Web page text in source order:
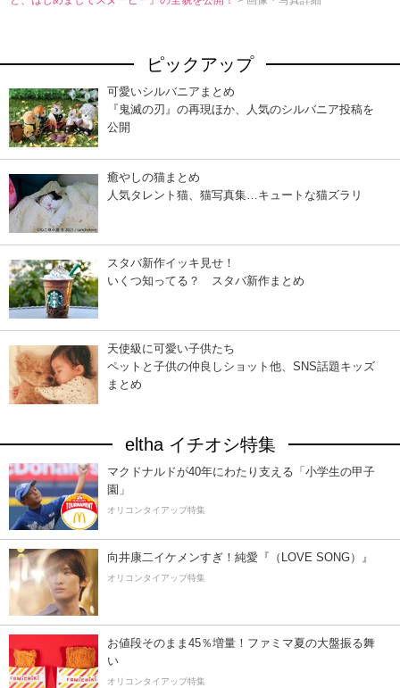
ピックアップ
可愛いシルバニアまとめ
『鬼滅の刃』の再現ほか、人気のシルバニア投稿を
公開
癒やしの猫まとめ
人気タレント猫、猫写真集…キュートな猫ズラリ
スタバ新作イッキ見せ！
いくつ知ってる？ スタバ新作まとめ
天使級に可愛い子供たち
ペットと子供の仲良しショット他、SNS話題キッズ
まとめ
eltha イチオシ特集
マクドナルドが40年にわたり支える「小学生の甲子
園」
オリコンタイアップ特集
向井康二イケメンすぎ！純愛『（LOVE SONG）』
オリコンタイアップ特集
お値段そのまま45％増量！ファミマ夏の大盤振る舞
い
オリコンタイアップ特集